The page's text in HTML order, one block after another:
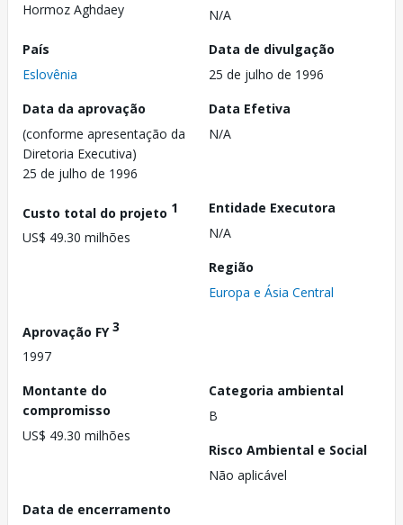
Hormoz Aghdaey
N/A
País
Eslovênia
Data de divulgação
25 de julho de 1996
Data da aprovação
(conforme apresentação da
Diretoria Executiva)
25 de julho de 1996
Data Efetiva
N/A
Custo total do projeto 1
US$ 49.30 milhões
Entidade Executora
N/A
Região
Europa e Ásia Central
Aprovação FY3
1997
Montante do
compromisso
US$ 49.30 milhões
Categoria ambiental
B
Risco Ambiental e Social
Não aplicável
Data de encerramento